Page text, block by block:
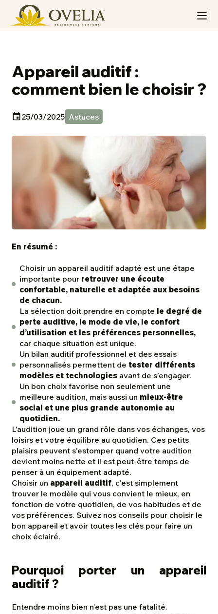
Appareil auditif :
comment bien le choisir ?
25/03/2025 Astuces
En résumé :
Choisir un appareil auditif adapté est une étape
importante pour retrouver une écoute
confortable, naturelle et adaptée aux besoins
de chacun.
La sélection doit prendre en compte le degré de
perte auditive, le mode de vie, le confort
d’utilisation et les préférences personnelles,
car chaque situation est unique.
Un bilan auditif professionnel et des essais
personnalisés permettent de tester différents
modèles et technologies avant de s’engager.
Un bon choix favorise non seulement une
meilleure audition, mais aussi un mieux-être
social et une plus grande autonomie au
quotidien.
L'audition joue un grand rôle dans vos échanges, vos
loisirs et votre équilibre au quotidien. Ces petits
plaisirs peuvent s'estomper quand votre audition
devient moins nette et il est peut-être temps de
penser à un équipement adapté.
Choisir un appareil auditif, c'est simplement
trouver le modèle qui vous convient le mieux, en
fonction de votre quotidien, de vos habitudes et de
vos préférences. Suivez nos conseils pour choisir le
bon appareil et avoir toutes les clés pour faire un
choix éclairé.
Pourquoi porter un appareil
auditif ?
Entendre moins bien n’est pas une fatalité.